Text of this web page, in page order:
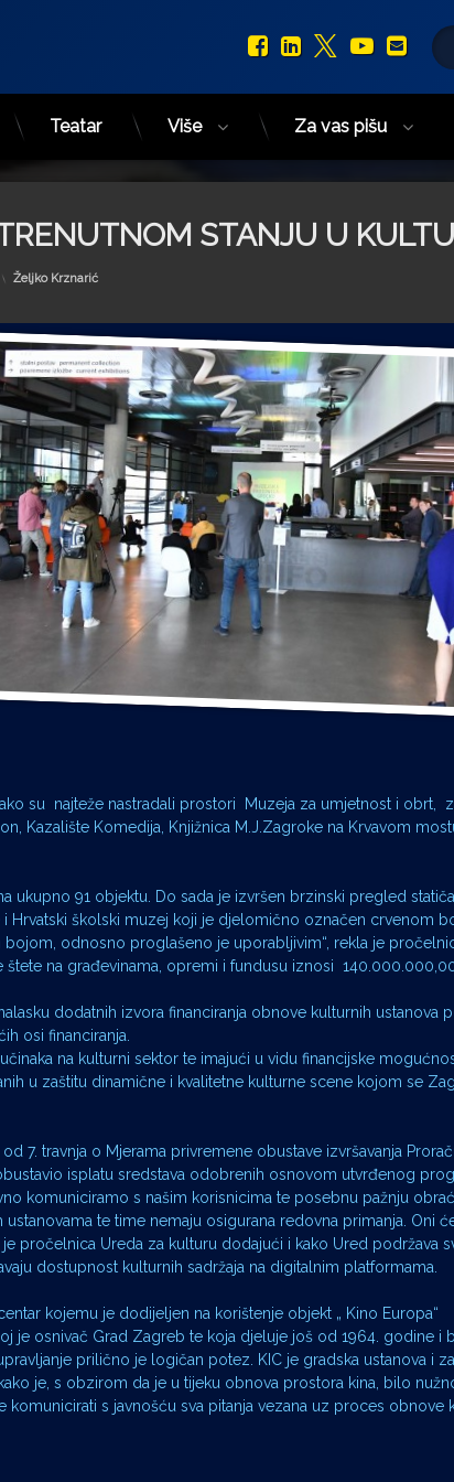
Facebook
LinkedIn
X.comE-
Teatar Više Za vas pišu
STANJU U
Kategorije:
Željko Krznarić
su najteže nastradali prostori Muzeja za umjetnost i obrt,
Kazalište Komedija, Knjižnica M.J.Zagroke na Krvavom
ukupno 91 objektu. Do sada je izvršen brzinski pregled
školski muzej koji je djelomično označen crvenom
odnosno proglašeno je uporabljivim“, rekla je
na građevinama, opremi i fundusu iznosi 140.000.000,00
dodatnih izvora financiranja obnove kulturnih ustanova
osi financiranja.
na kulturni sektor te imajući u vidu financijske
u zaštitu dinamične i kvalitetne kulturne scene kojom se
7. travnja o Mjerama privremene obustave izvršavanja
isplatu sredstava odobrenih osnovom utvrđenog
komuniciramo s našim korisnicima te posebnu pažnju
te time nemaju osigurana redovna primanja. Oni
pročelnica Ureda za kulturu dodajući i kako Ured podržava
dostupnost kulturnih sadržaja na digitalnim platformama.
kojemu je dodijeljen na korištenje objekt „ Kino Europa“
je osnivač Grad Zagreb te koja djeluje još od 1964. godine i
prilično je logičan potez. KIC je gradska ustanova i
je, s obzirom da je u tijeku obnova prostora kina, bilo
s javnošću sva pitanja vezana uz proces obnove